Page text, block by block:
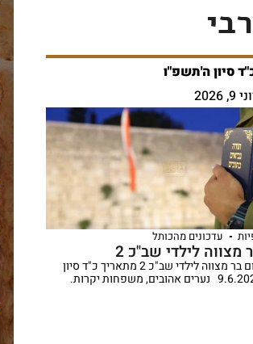
סיון ה'תשפ"ו
9, 2026
עדכונים מהכותל
מצווה לילדי שב"כ 2
בס"ד נאום בר מצווה לילדי שב"כ 2 מתאריך כ"ד סיון
תשפ"ו 9.6.2026 נערים אהובים, משפחות יקרות.